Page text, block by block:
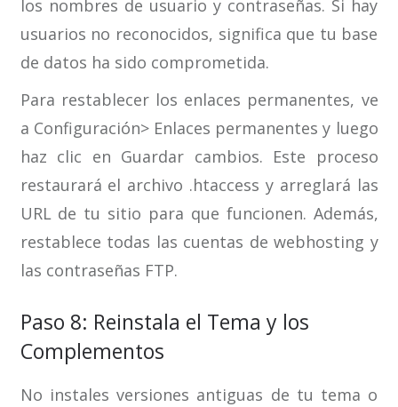
los nombres de usuario y contraseñas. Si hay
usuarios no reconocidos, significa que tu base
de datos ha sido comprometida.
Para restablecer los enlaces permanentes, ve
a Configuración> Enlaces permanentes y luego
haz clic en Guardar cambios. Este proceso
restaurará el archivo .htaccess y arreglará las
URL de tu sitio para que funcionen. Además,
restablece todas las cuentas de webhosting y
las contraseñas FTP.
Paso 8: Reinstala el Tema y los
Complementos
No instales versiones antiguas de tu tema o